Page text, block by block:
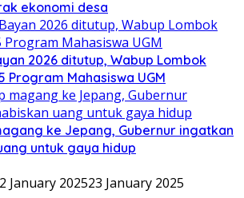
ekonomi desa
2026 ditutup, Wabup Lombok
Program Mahasiswa UGM
ke Jepang, Gubernur ingatkan
untuk gaya hidup
January 202523 January 2025